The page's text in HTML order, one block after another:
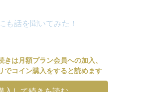
も話を聞いてみた！
きは月額プラン会員への加入、
でコイン購入をすると読めます